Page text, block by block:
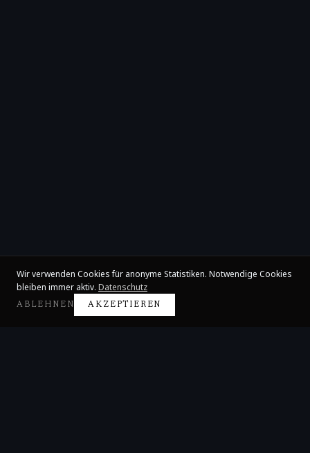
Wir verwenden Cookies für anonyme Statistiken. Notwendige Cookies
bleiben immer aktiv. Datenschutz
ABLEHNEN AKZEPTIEREN